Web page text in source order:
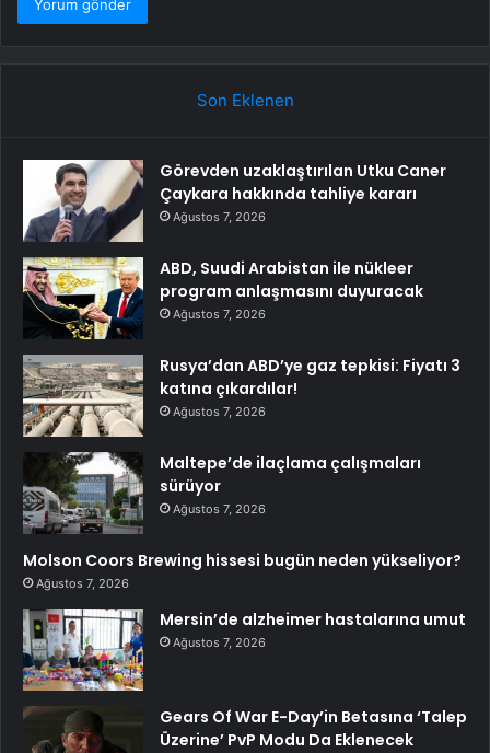
Son Eklenen
Görevden uzaklaştırılan Utku Caner
Çaykara hakkında tahliye kararı
Ağustos 7, 2026
ABD, Suudi Arabistan ile nükleer
program anlaşmasını duyuracak
Ağustos 7, 2026
Rusya’dan ABD’ye gaz tepkisi: Fiyatı 3
katına çıkardılar!
Ağustos 7, 2026
Maltepe’de ilaçlama çalışmaları
sürüyor
Ağustos 7, 2026
Molson Coors Brewing hissesi bugün neden yükseliyor?
Ağustos 7, 2026
Mersin’de alzheimer hastalarına umut
Ağustos 7, 2026
Gears Of War E-Day’in Betasına ‘Talep
Üzerine’ PvP Modu Da Eklenecek